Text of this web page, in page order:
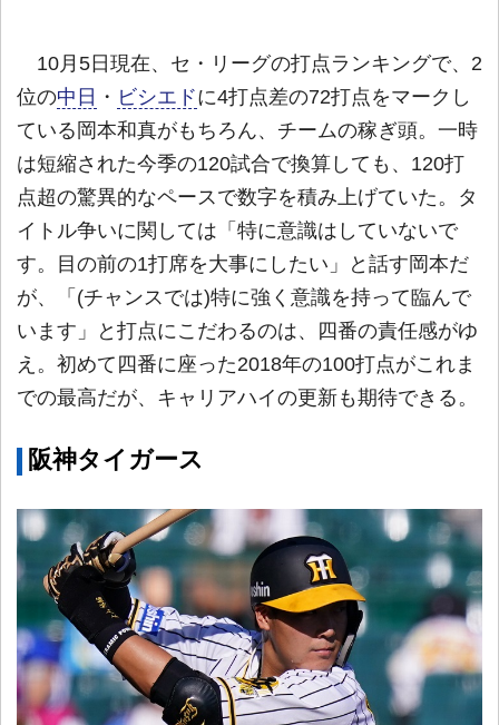
10月5日現在、セ・リーグの打点ランキングで、2
位の中日 ・ ビシエドに4打点差の72打点をマークし
ている岡本和真がもちろん、チームの稼ぎ頭。一時
は短縮された今季の120試合で換算しても、120打
点超の驚異的なペースで数字を積み上げていた。タ
イトル争いに関しては「特に意識はしていないで
す。目の前の1打席を大事にしたい」と話す岡本だ
が、「(チャンスでは)特に強く意識を持って臨んで
います」と打点にこだわるのは、四番の責任感がゆ
え。初めて四番に座った2018年の100打点がこれま
での最高だが、キャリアハイの更新も期待できる。
阪神タイガース